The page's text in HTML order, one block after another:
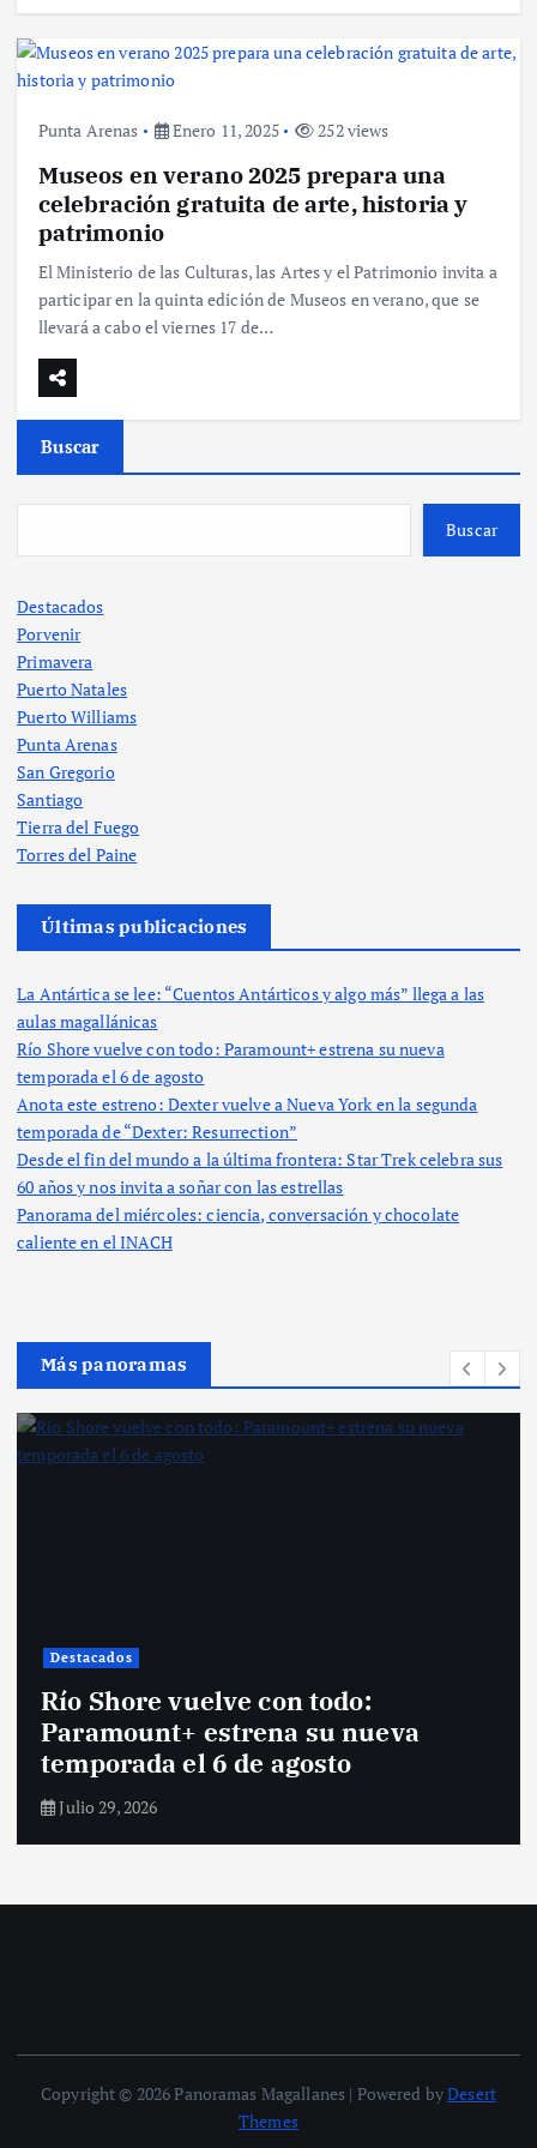
Punta Arenas Enero 11, 2025 252 views
Museos en verano 2025 prepara una
celebración gratuita de arte, historia y
patrimonio
El Ministerio de las Culturas, las Artes y el Patrimonio invita a
participar en la quinta edición de Museos en verano, que se
llevará a cabo el viernes 17 de…
Buscar
Buscar
Destacados
Porvenir
Primavera
Puerto Natales
Puerto Williams
Punta Arenas
San Gregorio
Santiago
Tierra del Fuego
Torres del Paine
Últimas publicaciones
La Antártica se lee: “Cuentos Antárticos y algo más” llega a las
aulas magallánicas
Río Shore vuelve con todo: Paramount+ estrena su nueva
temporada el 6 de agosto
Anota este estreno: Dexter vuelve a Nueva York en la segunda
temporada de “Dexter: Resurrection”
Desde el fin del mundo a la última frontera: Star Trek celebra sus
60 años y nos invita a soñar con las estrellas
Panorama del miércoles: ciencia, conversación y chocolate
caliente en el INACH
Más panoramas
Destacados
Río Shore vuelve con todo:
Paramount+ estrena su nueva
temporada el 6 de agosto
Julio 29, 2026
Copyright © 2026 Panoramas Magallanes | Powered byDesert
Themes